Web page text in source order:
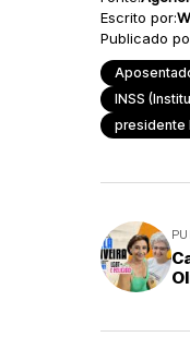
Escrito por:
Publicado
INSS
presidente